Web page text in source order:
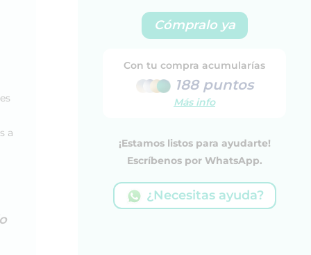
a
Cómpralo ya
Con tu compra acumularías
188 puntos
Más info
¡Estamos listos para ayudarte!
Escríbenos por WhatsApp.
¿Necesitas ayuda?